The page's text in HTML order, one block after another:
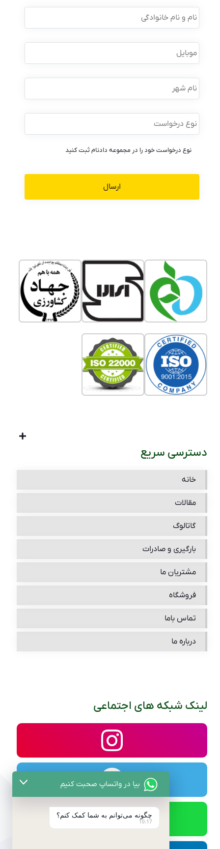
نام
و
نام
موبایل *
نام
شهر
نوع
درخواست *
نوع درخواست خود را در مجموعه دادنام ثبت کنید
دسترسی سریع
خانه
مقالات
گاتالوگ
بارگیری و صادرات
مشتریان ما
فروشگاه
تماس باما
درباره ما
لینک شبکه های اجتماعی
بیا در واتساپ صحبت کنیم
چگونه می‌توانم به شما کمک کنم؟
10:17